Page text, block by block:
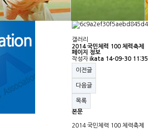
갤러리
2014 국민체력 100 체력축제
페이지 정보
작성자 ikata 14-09-30 11:35
이전글
다음글
목록
본문
2014 국민체력 100 체력축제